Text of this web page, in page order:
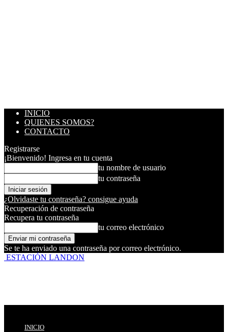
INICIO
QUIENES SOMOS?
CONTACTO
Registrarse
¡Bienvenido! Ingresa en tu cuenta
tu nombre de usuario
tu contraseña
¿Olvidaste tu contraseña? consigue ayuda
Recuperación de contraseña
Recupera tu contraseña
tu correo electrónico
Se te ha enviado una contraseña por correo electrónico.
ESTACIÓN LANDON
INICIO